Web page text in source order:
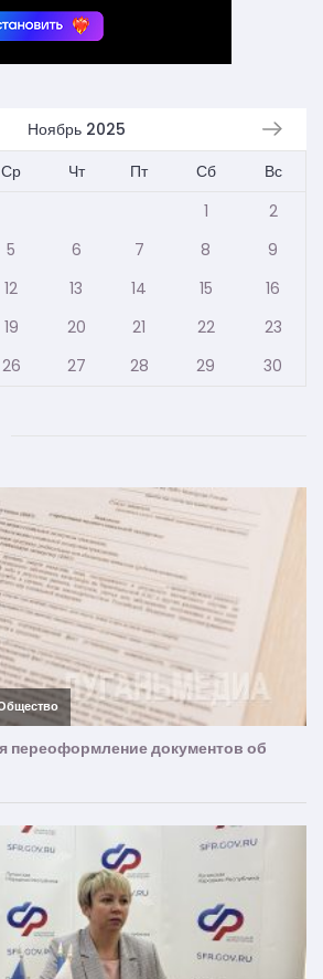
Ноябрь 2025
Ср Чт Пт Сб
Вс
1
2
5 6 7 8
9
12 13 14 15
16
19 20 21 22
23
26 27 28 29 30